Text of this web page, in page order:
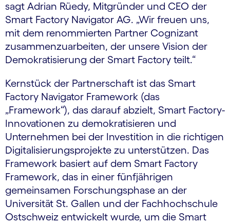
sagt Adrian Rüedy, Mitgründer und CEO der
Smart Factory Navigator AG. „Wir freuen uns,
mit dem renommierten Partner Cognizant
zusammenzuarbeiten, der unsere Vision der
Demokratisierung der Smart Factory teilt.“
Kernstück der Partnerschaft ist das Smart
Factory Navigator Framework (das
„Framework“), das darauf abzielt, Smart Factory-
Innovationen zu demokratisieren und
Unternehmen bei der Investition in die richtigen
Digitalisierungsprojekte zu unterstützen. Das
Framework basiert auf dem Smart Factory
Framework, das in einer fünfjährigen
gemeinsamen Forschungsphase an der
Universität St. Gallen und der Fachhochschule
Ostschweiz entwickelt wurde, um die Smart